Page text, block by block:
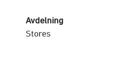
Avdelning
Stores